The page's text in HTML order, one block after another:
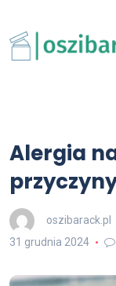
Alergia
oszibarack.pl
31 grudnia 2024